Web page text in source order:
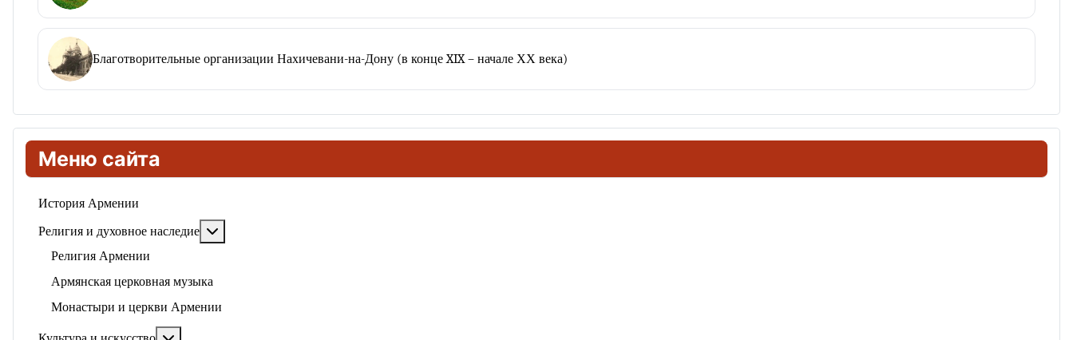
Меню сайта
История Армении
Религия и духовное наследие
Религия Армении
Армянская церковная музыка
Монастыри и церкви Армении
Благотворительные организации Нахичевани-на-Дону (в конце XIX – начале ХХ века)